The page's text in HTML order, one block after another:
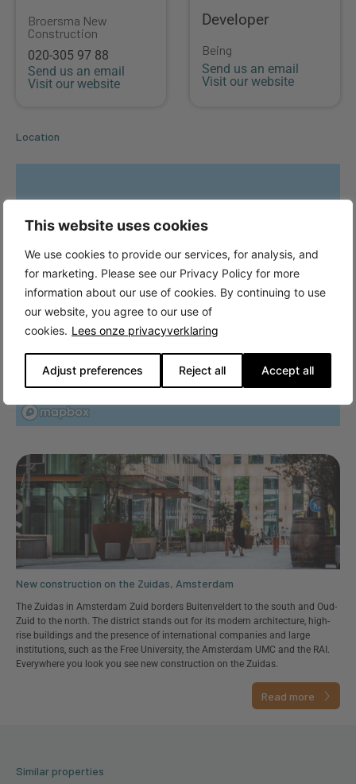
This website uses cookies
We use cookies to provide our services, for analysis, and
for marketing. Please see our Privacy Policy for more
information about our use of cookies. By continuing to use
our website, you agree to our use of
cookies. Lees onze privacyverklaring
Adjust preferences Reject all Accept all
Broersma New
Construction
020-305 97 88
Send us an email
Visit our website
Developer
Being
Send us an email
Visit our website
Location
New construction on the Zuidas, Amsterdam
The Zuidas in Amsterdam Zuid borders Buitenveldert to the south and Oud-
Zuid to the north. The district stands out for its modern architecture, high-
rise buildings and the presence of international companies and large
institutions, such as the Free University, the Amsterdam UMC and the RAI.
Everywhere you look you see new construction on the Zuidas.
Read more
Similar properties